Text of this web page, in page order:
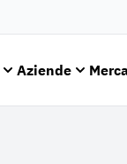
Aziende